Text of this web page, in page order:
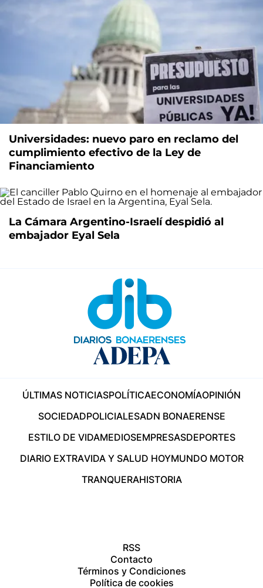
Universidades: nuevo paro en reclamo del
cumplimiento efectivo de la Ley de
Financiamiento
La Cámara Argentino-Israelí despidió al
embajador Eyal Sela
ÚLTIMAS NOTICIASPOLÍTICAECONOMÍAOPINIÓN
SOCIEDADPOLICIALESADN BONAERENSE
ESTILO DE VIDAMEDIOSEMPRESASDEPORTES
DIARIO EXTRAVIDA Y SALUD HOYMUNDO MOTOR
TRANQUERAHISTORIA
RSS
Contacto
Términos y Condiciones
Política de cookies